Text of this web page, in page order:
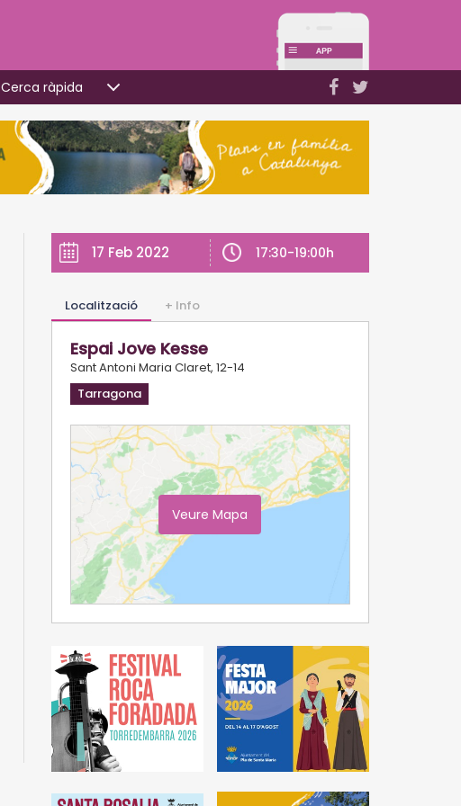
Cerca ràpida
17 Feb 2022 17:30-19:00h
Localització + Info
Espai Jove Kesse
Sant Antoni Maria Claret, 12-14
Tarragona
Veure Mapa